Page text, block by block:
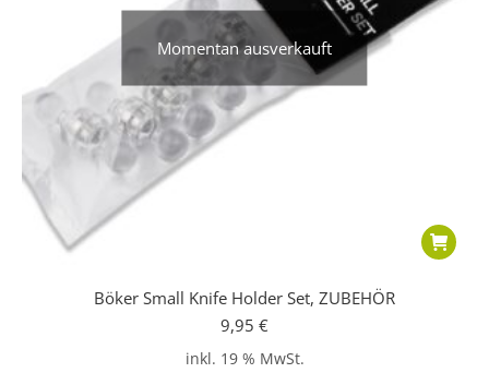
Momentan ausverkauft
Böker Small Knife Holder Set, ZUBEHÖR
9,95 €
inkl. 19 % MwSt.